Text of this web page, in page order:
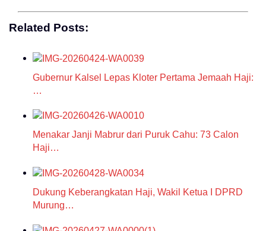
Related Posts:
Gubernur Kalsel Lepas Kloter Pertama Jemaah Haji:
…
Menakar Janji Mabrur dari Puruk Cahu: 73 Calon
Haji…
Dukung Keberangkatan Haji, Wakil Ketua I DPRD
Murung…